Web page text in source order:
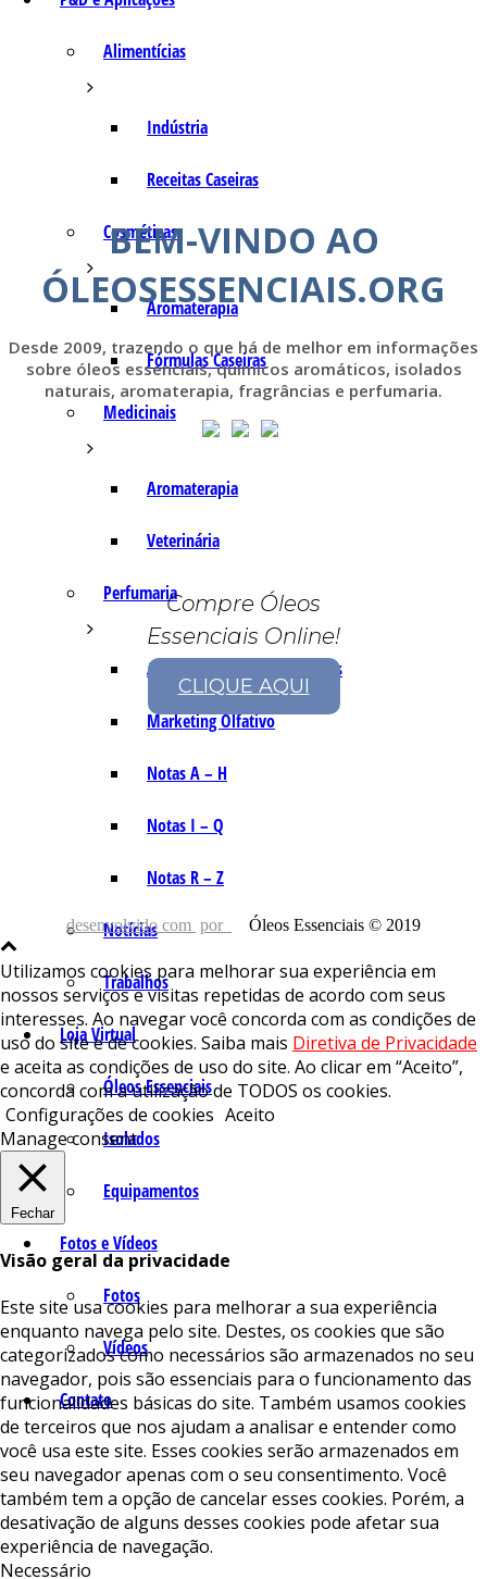
Alimentícias
Indústria
Receitas Caseiras
Cosméticas
Aromaterapia
Fórmulas Caseiras
Medicinais
Aromaterapia
Veterinária
Perfumaria
As Notas e Famílias Olfativas
Marketing Olfativo
Notas A – H
Notas I – Q
Notas R – Z
Notícias
Trabalhos
Loja Virtual
Óleos Essenciais
Isolados
Equipamentos
Fotos e Vídeos
Fotos
Vídeos
Contato
BEM-VINDO AO
ÓLEOSESSENCIAIS.ORG
Desde 2009, trazendo o que há de melhor em informações
sobre óleos essenciais, químicos aromáticos, isolados
naturais, aromaterapia, fragrâncias e perfumaria.
Compre Óleos
Essenciais Online!
CLIQUE AQUI
desenvolvido com por Óleos Essenciais © 2019
Utilizamos cookies para melhorar sua experiência em
nossos serviços e visitas repetidas de acordo com seus
interesses. Ao navegar você concorda com as condições de
uso do site e de cookies. Saiba mais Diretiva de Privacidade
e aceita as condições de uso do site. Ao clicar em “Aceito”,
concorda com a utilização de TODOS os cookies.
Configurações de cookies Aceito
Manage consent
Fechar
Visão geral da privacidade
Este site usa cookies para melhorar a sua experiência
enquanto navega pelo site. Destes, os cookies que são
categorizados como necessários são armazenados no seu
navegador, pois são essenciais para o funcionamento das
funcionalidades básicas do site. Também usamos cookies
de terceiros que nos ajudam a analisar e entender como
você usa este site. Esses cookies serão armazenados em
seu navegador apenas com o seu consentimento. Você
também tem a opção de cancelar esses cookies. Porém, a
desativação de alguns desses cookies pode afetar sua
experiência de navegação.
Necessário